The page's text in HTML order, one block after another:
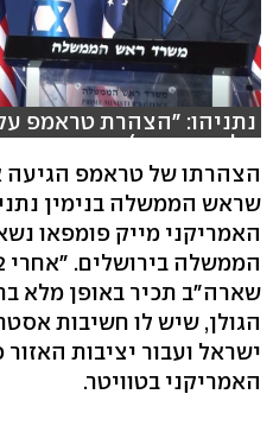
נתניהו: "הצהרת טראמפ על
אלכס גמבורג)
הצהרתו של טראמפ הגיעה
שראש הממשלה בנימין
האמריקני מייק פומפאו
שארה"ב תכיר באופן מלא
הגולן, שיש לו חשיבות
ישראל ועבור יציבות האזור
האמריקני בטוויטר.